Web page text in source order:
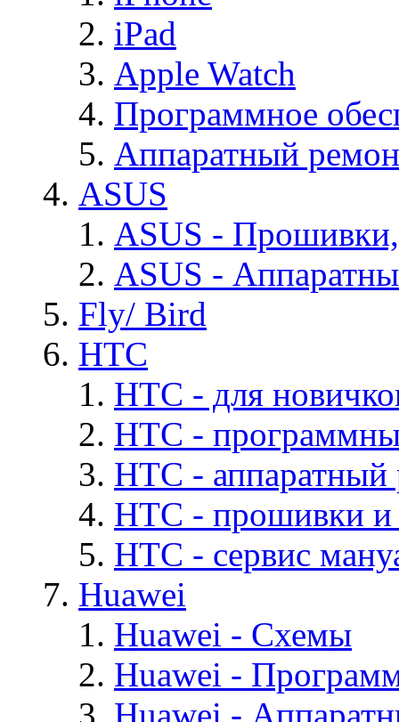
iPad
Apple Watch
Программное
Аппаратный
ASUS
ASUS -
ASUS -
Fly/ Bird
HTC
HTC - для
HTC -
HTC - аппаратный
HTC - прошивки
HTC - cервис
Huawei
Huawei - Cхемы
Huawei -
Huawei -